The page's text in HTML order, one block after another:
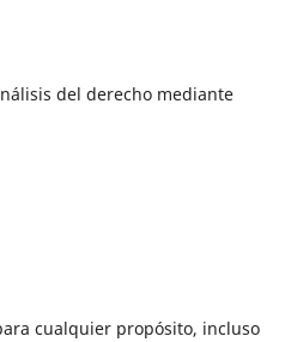
del derecho mediante
cualquier propósito, incluso